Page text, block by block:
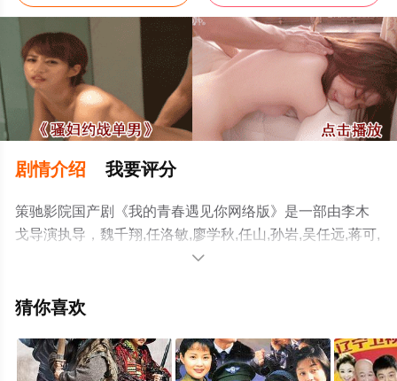
剧情介绍 我要评分
策驰影院国产剧《我的青春遇见你网络版》是一部由李木
戈导演执导，魏千翔,任洛敏,廖学秋,任山,孙岩,吴任远,蒋可,
王欣如,李佳蔚,姚安濂,徐岑子,陆凯,郭泱,陈逸恒,王欢,杨彤,
世德,王华英,张小磊,刘阳,姜妍,白一翔,郜思雯,郭亚菲,袁近
大结局剧情已揭晓（1-55全集），手机免费观看高清未删
减完整版电视剧全集就上策驰电影网，更多相关信息可移

猜你喜欢